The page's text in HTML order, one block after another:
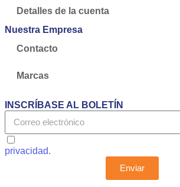
Detalles de la cuenta
Nuestra Empresa
Contacto
Marcas
INSCRÍBASE AL BOLETÍN
privacidad.
Enviar